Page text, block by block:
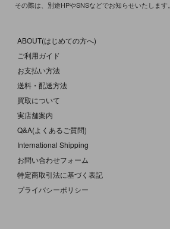
その際は、別途HPやSNSなどでお知らせいたします。
ABOUT(はじめての方へ)
ご利用ガイド
お支払い方法
送料・配送方法
買取について
実店舗案内
Q&A(よくあるご質問)
International Shipping
お問い合わせフォーム
特定商取引法に基づく表記
プライバシーポリシー